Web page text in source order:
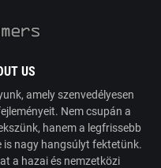
US
amely szenvedélyesen
Nem csupán a
hanem a legfrissebb
is nagy hangsúlyt fektetünk.
a hazai és nemzetközi